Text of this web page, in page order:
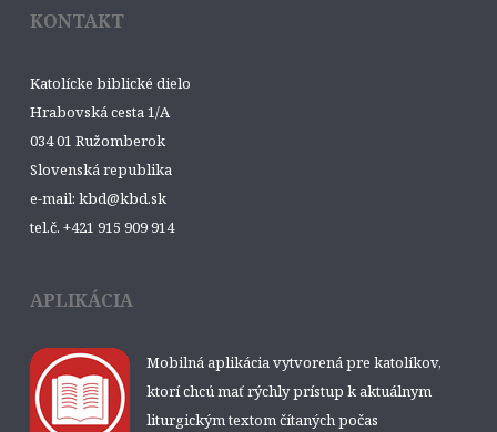
KONTAKT
Katolícke biblické dielo
Hrabovská cesta 1/A
034 01 Ružomberok
Slovenská republika
e-mail: kbd@kbd.sk
tel.č. +421 915 909 914
APLIKÁCIA
Mobilná aplikácia vytvorená pre katolíkov,
ktorí chcú mať rýchly prístup k aktuálnym
liturgickým textom čítaných počas